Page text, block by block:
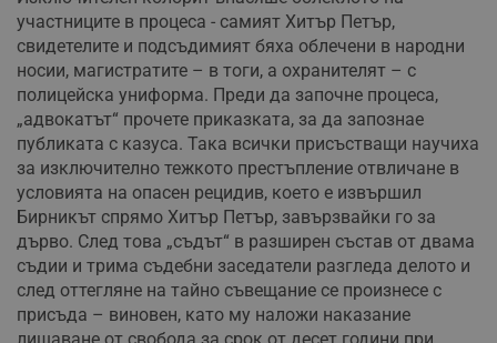
участниците в процеса - самият Хитър Петър,
свидетелите и подсъдимият бяха облечени в народни
носии, магистратите – в тоги, а охранителят – с
полицейска униформа. Преди да започне процеса,
„адвокатът“ прочете приказката, за да запознае
публиката с казуса. Така всички присъстващи научиха
за изключително тежкото престъпление отвличане в
условията на опасен рецидив, което е извършил
Бирникът спрямо Хитър Петър, завързвайки го за
дърво. След това „съдът“ в разширен състав от двама
съдии и трима съдебни заседатели разгледа делото и
след оттегляне на тайно съвещание се произнесе с
присъда – виновен, като му наложи наказание